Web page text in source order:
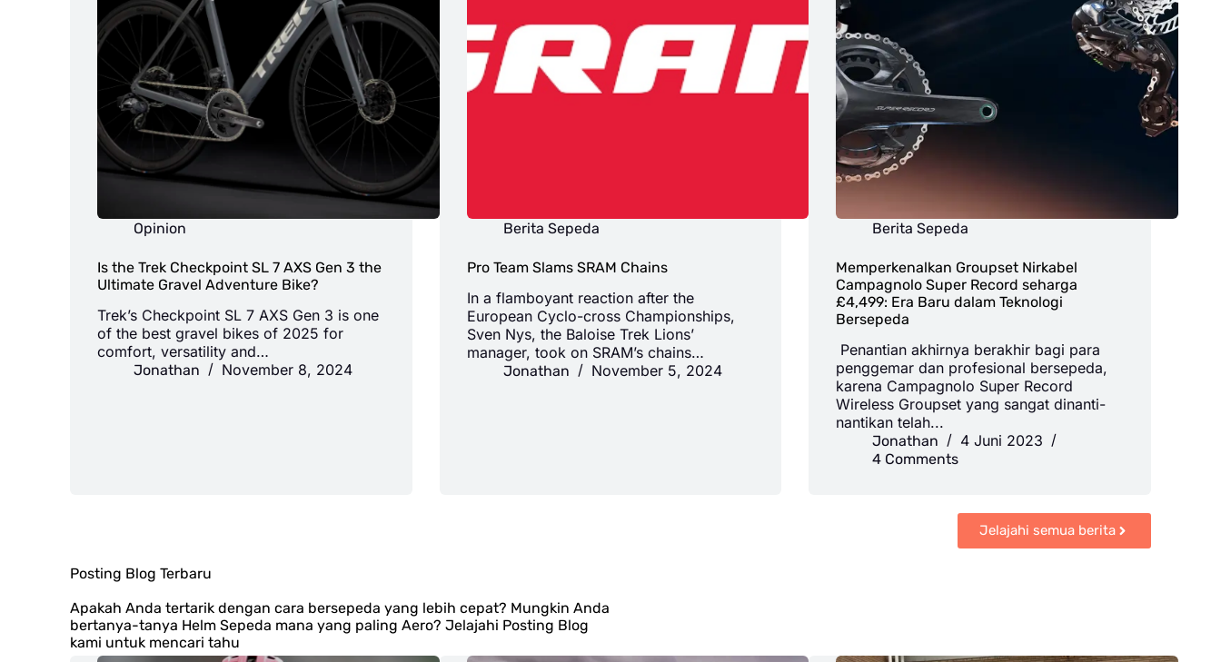
Opinion
Is the Trek Checkpoint SL 7 AXS Gen 3 the
Ultimate Gravel Adventure Bike?
Trek’s Checkpoint SL 7 AXS Gen 3 is one
of the best gravel bikes of 2025 for
comfort, versatility and…
Jonathan November 8, 2024
Berita Sepeda
Pro Team Slams SRAM Chains
In a flamboyant reaction after the
European Cyclo-cross Championships,
Sven Nys, the Baloise Trek Lions’
manager, took on SRAM’s chains…
Jonathan November 5, 2024
Berita Sepeda
Memperkenalkan Groupset Nirkabel
Campagnolo Super Record seharga
£4,499: Era Baru dalam Teknologi
Bersepeda
‍ Penantian akhirnya berakhir bagi para
penggemar dan profesional bersepeda,
karena Campagnolo Super Record
Wireless Groupset yang sangat dinanti-
nantikan telah...
Jonathan 4 Juni 2023
4 Comments
Jelajahi semua berita
Posting Blog Terbaru
Apakah Anda tertarik dengan cara bersepeda yang lebih cepat? Mungkin Anda
bertanya-tanya Helm Sepeda mana yang paling Aero? Jelajahi Posting Blog
kami untuk mencari tahu